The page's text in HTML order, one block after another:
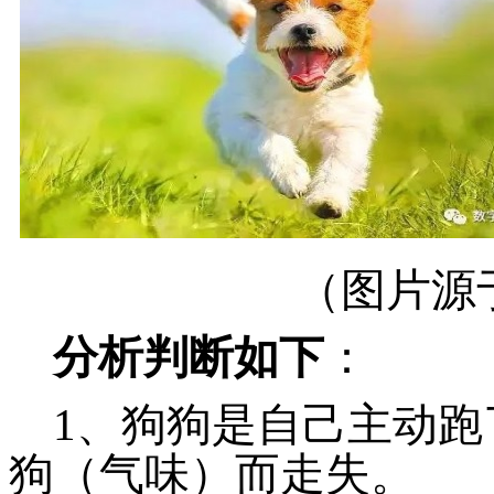
（图片
分析判断如下 ：
1、狗狗是自己主动
狗（气味）而走失。